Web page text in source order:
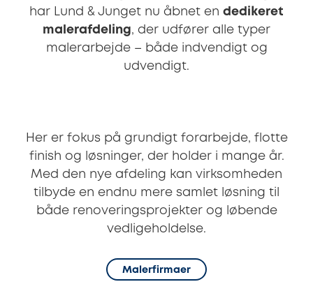
har Lund & Junget nu åbnet en dedikeret
malerafdeling, der udfører alle typer
malerarbejde – både indvendigt og
udvendigt.
Her er fokus på grundigt forarbejde, flotte
finish og løsninger, der holder i mange år.
Med den nye afdeling kan virksomheden
tilbyde en endnu mere samlet løsning til
både renoveringsprojekter og løbende
vedligeholdelse.
Malerfirmaer